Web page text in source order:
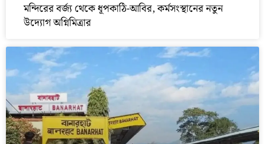
মন্দিরের বর্জ্য থেকে ধূপকাঠি-আবির, কর্মসংস্থানের নতুন
উদ্যোগ অগ্নিমিত্রার